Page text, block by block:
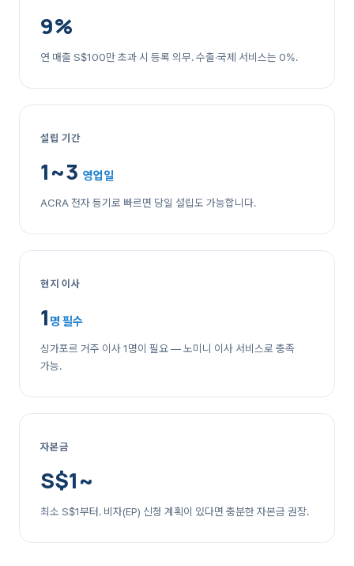
9%
연 매출 S$100만 초과 시 등록 의무. 수출·국제 서비스는 0%.
설립 기간
1~3 영업일
ACRA 전자 등기로 빠르면 당일 설립도 가능합니다.
현지 이사
1명 필수
싱가포르 거주 이사 1명이 필요 — 노미니 이사 서비스로 충족
가능.
자본금
S$1~
최소 S$1부터. 비자(EP) 신청 계획이 있다면 충분한 자본금 권장.